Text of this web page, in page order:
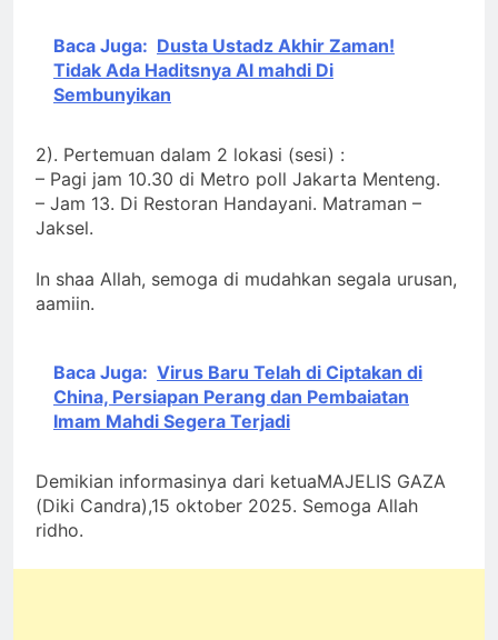
Baca Juga: Dusta Ustadz Akhir Zaman!
Tidak Ada Haditsnya Al mahdi Di
Sembunyikan
2). Pertemuan dalam 2 lokasi (sesi) :
– Pagi jam 10.30 di Metro poll Jakarta Menteng.
– Jam 13. Di Restoran Handayani. Matraman –
Jaksel.
In shaa Allah, semoga di mudahkan segala urusan,
aamiin.
Baca Juga: Virus Baru Telah di Ciptakan di
China, Persiapan Perang dan Pembaiatan
Imam Mahdi Segera Terjadi
Demikian informasinya dari ketuaMAJELIS GAZA
(Diki Candra),15 oktober 2025. Semoga Allah
ridho.